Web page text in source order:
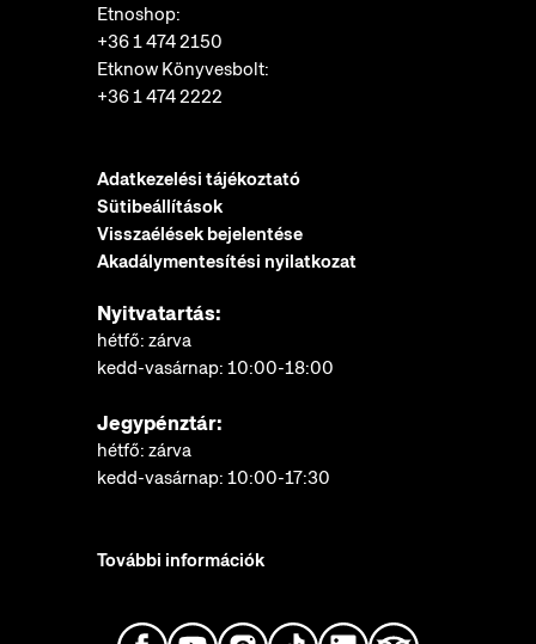
Etnoshop:
+36 1 474 2150
Etknow Könyvesbolt:
+36 1 474 2222
Adatkezelési tájékoztató
Sütibeállítások
Visszaélések bejelentése
Akadálymentesítési nyilatkozat
Nyitvatartás:
hétfő: zárva
kedd-vasárnap: 10:00-18:00
Jegypénztár:
hétfő: zárva
kedd-vasárnap: 10:00-17:30
További információk